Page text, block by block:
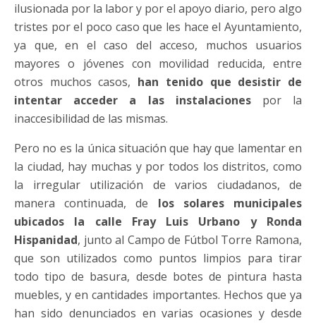
ilusionada por la labor y por el apoyo diario, pero algo
tristes por el poco caso que les hace el Ayuntamiento,
ya que, en el caso del acceso, muchos usuarios
mayores o jóvenes con movilidad reducida, entre
otros muchos casos, han tenido que desistir de
intentar acceder a las instalaciones por la
inaccesibilidad de las mismas.
Pero no es la única situación que hay que lamentar en
la ciudad, hay muchas y por todos los distritos, como
la irregular utilización de varios ciudadanos, de
manera continuada, de los solares municipales
ubicados la calle Fray Luis Urbano y Ronda
Hispanidad, junto al Campo de Fútbol Torre Ramona,
que son utilizados como puntos limpios para tirar
todo tipo de basura, desde botes de pintura hasta
muebles, y en cantidades importantes. Hechos que ya
han sido denunciados en varias ocasiones y desde